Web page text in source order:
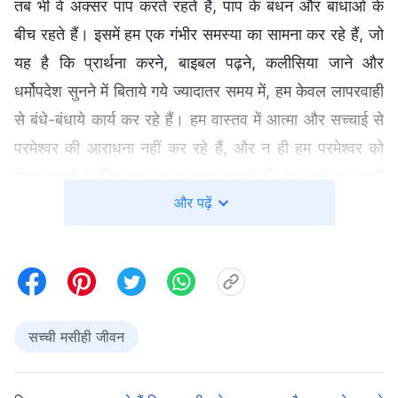
तब भी वे अक्सर पाप करते रहते हैं, पाप के बंधन और बाधाओं के
बीच रहते हैं। इसमें हम एक गंभीर समस्या का सामना कर रहे हैं, जो
यह है कि प्रार्थना करने, बाइबल पढ़ने, कलीसिया जाने और
धर्मोपदेश सुनने में बिताये गये ज्यादातर समय में, हम केवल लापरवाही
से बंधे-बंधाये कार्य कर रहे हैं। हम वास्तव में आत्मा और सच्चाई से
परमेश्वर की आराधना नहीं कर रहे हैं, और न ही हम परमेश्वर को
अभ्यासों का कितनी ही अच्छी तरह से पालन क्यों न करें, परमेश्वर
तो, हम प्रार्थना करते हुए या बाइबल पढ़ते हुए किस प्रकार
हम परमेश्वर के वचनों का एक अंश साथ में पढें।
कहते हैं, "एक सामान्य आध्यात्मिक जीवन परमेश्वर के सामने जिया
और पढ़ें
सच्ची मसीही जीवन